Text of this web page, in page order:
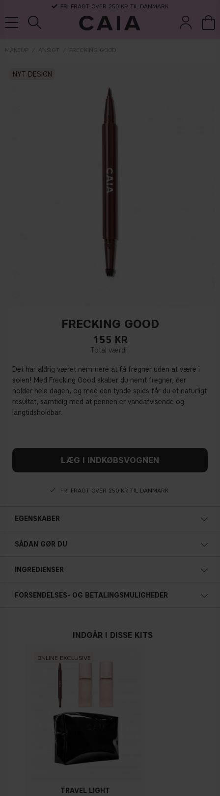
FRI FRAGT OVER 250 KR TIL DANMARK
MAKEUP ANSIGT FRECKING GOOD
NYT DESIGN
FRECKING GOOD
155 KR
Det har aldrig været nemmere at få fregner uden at være i
solen! Med Frecking Good skaber du nemt fregner, der
holder hele dagen, og med den tynde spids får du et naturligt
resultat, samtidig med at pennen er vandafvisende og
langtidsholdbar.
LÆG I INDKØBSVOGNEN
FRI FRAGT OVER 250 KR TIL DANMARK
EGENSKABER
SÅDAN GØR DU
INGREDIENSER
FORSENDELSES- OG BETALINGSMULIGHEDER
INDGÅR I DISSE KITS
ONLINE EXCLUSIVE
TRAVEL LIGHT
parfume